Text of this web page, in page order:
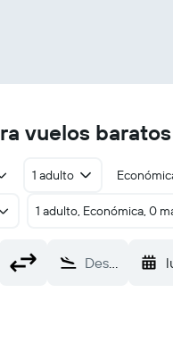
vuelos
1 adulto
1 adulto, Económica, 0
Destino